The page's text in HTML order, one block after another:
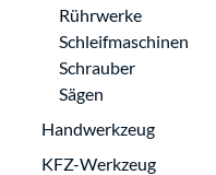
Rührwerke
Schleifmaschinen
Schrauber
Sägen
Handwerkzeug
KFZ-Werkzeug